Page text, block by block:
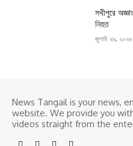
সখীপুরে
নিহত
জুলাই ২৯, ২০২৬
News Tangail is your news,
website. We provide you
videos straight from the